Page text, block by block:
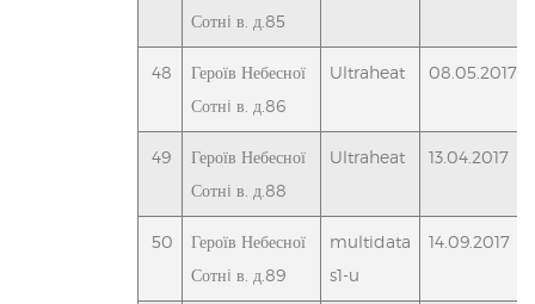
Сотнi в. д.85
48
Героїв Небесної
Сотнi в. д.86
Ultraheat 08.05.2017
49
Героїв Небесної
Сотнi в. д.88
Ultraheat 13.04.2017
50
Героїв Небесної
Сотнi в. д.89
multidata
s1-u
14.09.2017